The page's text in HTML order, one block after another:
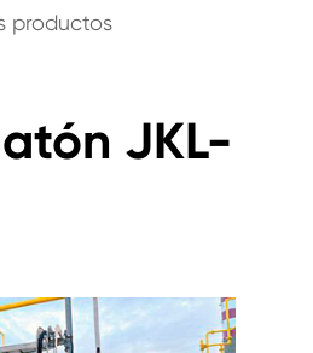
productos
JKL-